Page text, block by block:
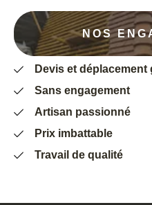
NOS
Devis et déplacement
Sans engagement
Artisan passionné
Prix imbattable
Travail de qualité